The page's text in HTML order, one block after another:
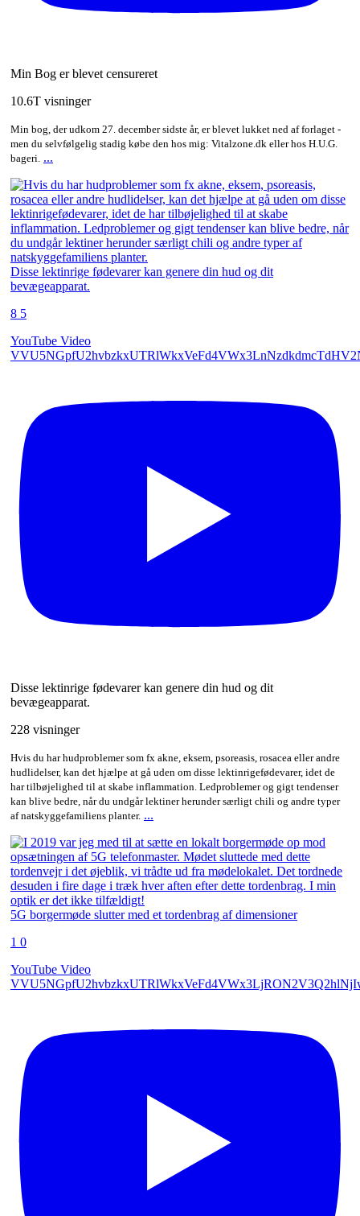
Min Bog er blevet censureret
10.6T visninger
Min bog, der udkom 27. december sidste år, er blevet lukket ned af forlaget -
men du selvfølgelig stadig købe den hos mig: Vitalzone.dk eller hos H.U.G.
bageri. ...
Disse lektinrige fødevarer kan genere din hud og dit
bevægeapparat.
8 5
YouTube Video
Disse lektinrige fødevarer kan genere din hud og dit
bevægeapparat.
228 visninger
Hvis du har hudproblemer som fx akne, eksem, psoreasis, rosacea eller andre
hudlidelser, kan det hjælpe at gå uden om disse lektinrigefødevarer, idet de
har tilbøjelighed til at skabe inflammation. Ledproblemer og gigt tendenser
kan blive bedre, når du undgår lektiner herunder særligt chili og andre typer
af natskyggefamiliens planter. ...
5G borgermøde slutter med et tordenbrag af dimensioner
1 0
YouTube Video